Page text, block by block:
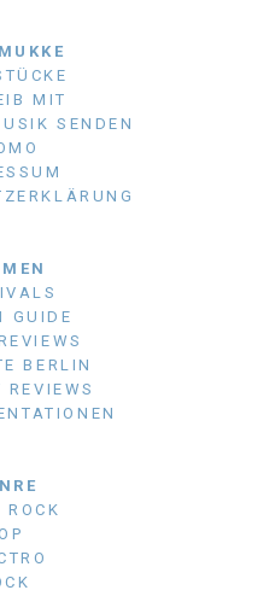
MIT
SENDEN
GUIDE
BERLIN
REVIEWS
ROCK